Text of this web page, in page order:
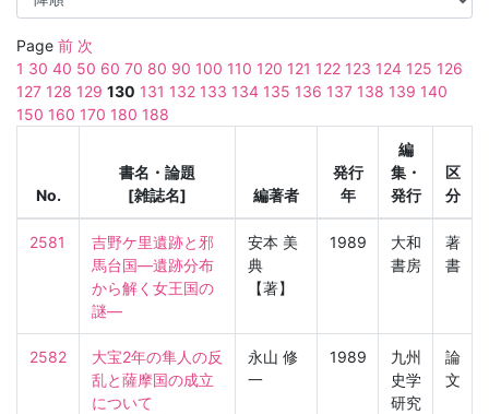
Page 前 次
1 30 40 50 60 70 80 90 100 110 120 121 122 123 124 125 126
127 128 129 130 131 132 133 134 135 136 137 138 139 140
150 160 170 180 188
No.
書名・論題
[雑誌名]
編著者
発行
年
編
集・
発行
区
分
2581
吉野ケ里遺跡と邪
馬台国—遺跡分布
から解く女王国の
謎—
安本 美
典
【著】
1989
大和
書房
著
書
2582
大宝2年の隼人の反
乱と薩摩国の成立
について
永山 修
一
1989
九州
史学
研究
論
文